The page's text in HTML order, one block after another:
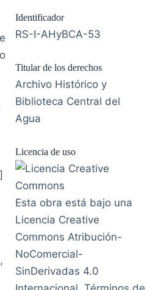
Identificador
RS-I-AHyBCA-53
Titular de los derechos
Archivo Histórico y
Biblioteca Central del
Agua
Licencia de uso
Esta obra está bajo una
Licencia Creative
Commons Atribución-
NoComercial-
SinDerivadas 4.0